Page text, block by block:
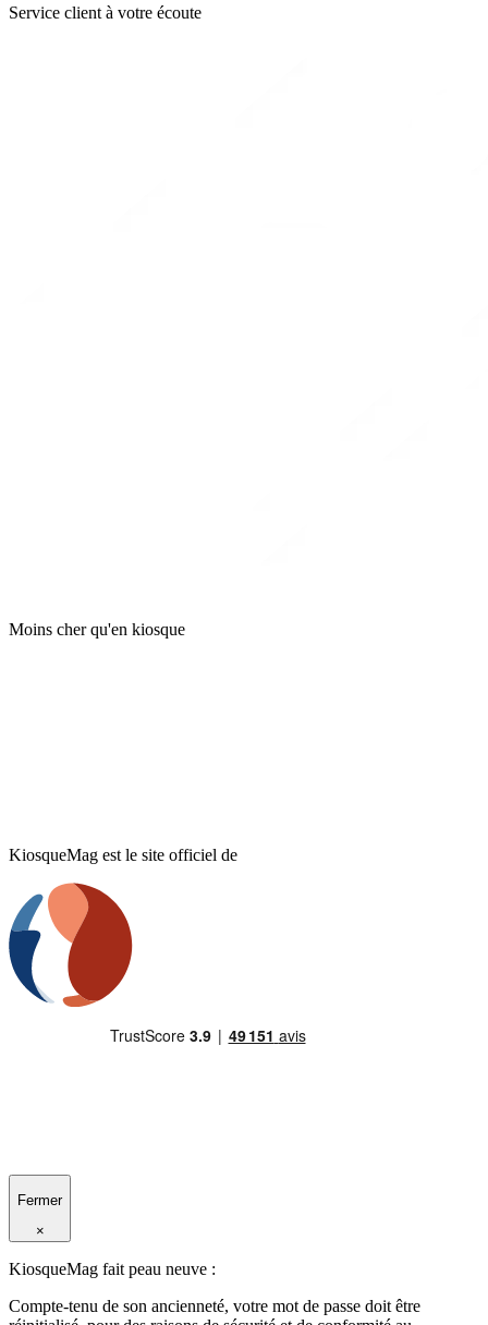
Service client à votre écoute
Moins cher qu'en kiosque
KiosqueMag est le site officiel de
Fermer
×
KiosqueMag fait peau neuve :
Compte-tenu de son ancienneté, votre mot de passe doit être